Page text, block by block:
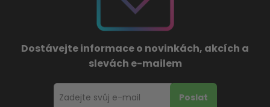
Dostávejte informace o novinkách, akcích a
slevách e-mailem